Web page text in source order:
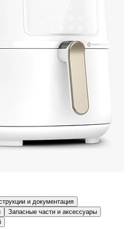
и документация
Запасные части и аксессуары